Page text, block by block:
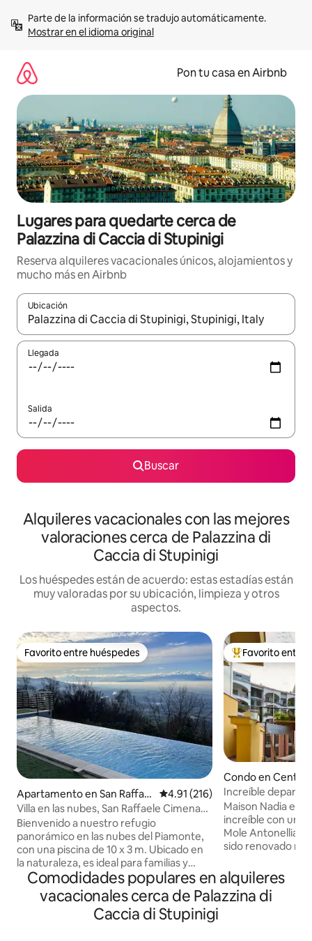
contenidoMostrar en el idioma original
Pon tu casa en Airbnb
Lugares para quedarte cerca de
Palazzina di Caccia di Stupinigi
Reserva alquileres vacacionales únicos, alojamientos y
mucho más en Airbnb
Ubicación
Cuando los resultados estén disponibles, navega con las
Llegada
Salida
Buscar
Alquileres vacacionales con las mejores
valoraciones cerca de Palazzina di
Caccia di Stupinigi
Los huéspedes están de acuerdo: estas estadías están
muy valoradas por su ubicación, limpieza y otros
aspectos.
Favorito entre huéspedes
Favorito entre huéspedes
Apartamento en San Raffael
e
Calificación promedio: 4.91 de
4.91 (216)
Villa en las nubes, San Raffaele Cimena
(TO)
Bienvenido a nuestro refugio
panorámico en las nubes del Piamonte,
con una piscina de 10 x 3 m. Ubicado en
la naturaleza, es ideal para familias y
grupos pequeños. El departamento es
privado, pero las áreas comunes se
comparten con los anfitriones. Tiene un
balcón con vista panorámica de Turín y
Favorito entre
Favorito entre
Condo en Centro
Increíble
en el centro de
Maison Nadia es
increíble con una
Mole Antonelliana. El departamento
sido renovado
elegancia con la
Puedes caminar
principales
Comodidades populares en alquileres
vacacionales cerca de Palazzina di
Caccia di Stupinigi